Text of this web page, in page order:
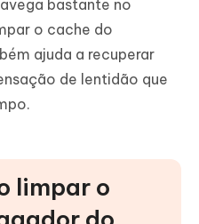
bastante no
o cache do
ajuda a recuperar
de lentidão que
limpar o